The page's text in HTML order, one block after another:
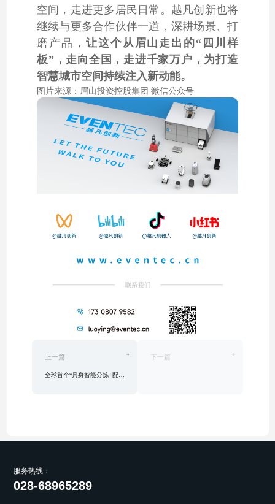
空间，走进更多居民日常。越凡创新也将
继续与更多合作伙伴一道，深耕场景、打
磨产品， 让这个从眉山走出的“四川样
板”，走向全国，走进千家万户，为打造
智慧城市空间持续注入新动能。
图片来源：眉山投资控股集团 微信公众号
上一篇 下一篇
服务热线：
028-68965289